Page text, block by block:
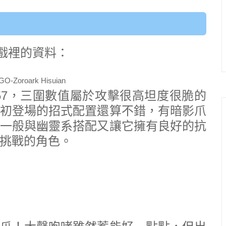
裡的資料：
，三圍數值屬於攻擊很高坦度很脆的
登場的招式配置還算不錯，有暗影爪
般與幽靈系搭配又讓它擁有良好的抗
戰的角色。